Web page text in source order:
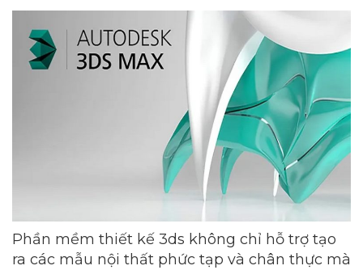
Phần mềm thiết kế 3ds không chỉ hỗ trợ tạo
ra các mẫu nội thất phức tạp và chân thực mà